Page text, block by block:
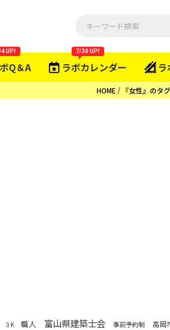
Q＆A
UP!
ラボカレンダー
7/30 UP!
HOME 『女性』のタ
３K 職人 富山県建築士会 事前予約制 高岡